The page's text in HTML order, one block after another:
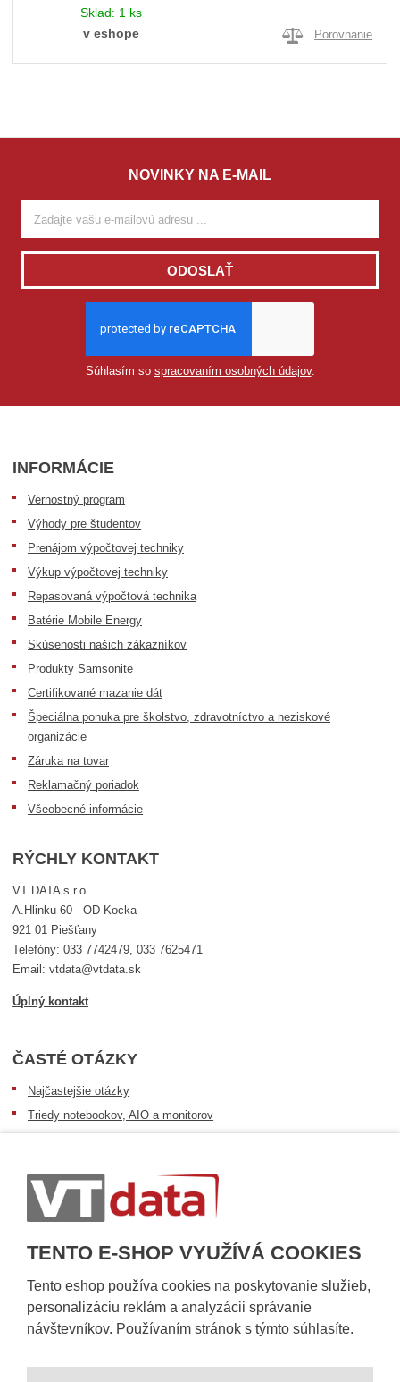
TENTO E-SHOP VYUŽÍVÁ COOKIES
Tento eshop používa cookies na poskytovanie služieb,
personalizáciu reklám a analyzácii správanie
návštevníkov. Používaním stránok s týmto súhlasíte.
Sklad: 1 ks
v eshope
Porovnanie
NOVINKY NA E-MAIL
ODOSLAŤ
Súhlasím so spracovaním osobných údajov.
INFORMÁCIE
Vernostný program
Výhody pre študentov
Prenájom výpočtovej techniky
Výkup výpočtovej techniky
Repasovaná výpočtová technika
Batérie Mobile Energy
Skúsenosti našich zákazníkov
Produkty Samsonite
Certifikované mazanie dát
Špeciálna ponuka pre školstvo, zdravotníctvo a neziskové
organizácie
Záruka na tovar
Reklamačný poriadok
Všeobecné informácie
RÝCHLY KONTAKT
VT DATA s.r.o.
A.Hlinku 60 - OD Kocka
921 01 Piešťany
Telefóny: 033 7742479, 033 7625471
Email: vtdata@vtdata.sk
Úplný kontakt
ČASTÉ OTÁZKY
Najčastejšie otázky
Triedy notebookov, AIO a monitorov
Dopravné podmienky
Sledovanie zásielok